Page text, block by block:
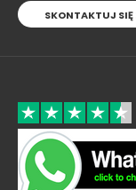
SKONTAKTUJ SIĘ